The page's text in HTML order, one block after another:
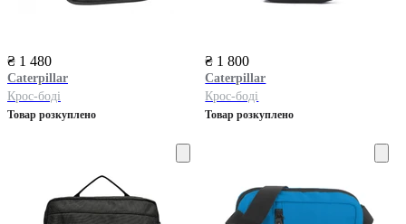
₴ 1 480
Caterpillar
Крос-боді
Товар розкуплено
₴ 1 800
Caterpillar
Крос-боді
Товар розкуплено